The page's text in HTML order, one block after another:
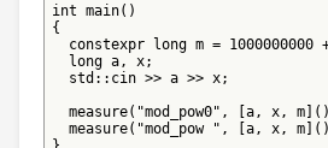
int main()
{
constexpr long m = 1000000000
  long a, x;
  std::cin >> a >> x;
measure("mod_pow0", [a, x,
measure("mod_pow ", [a, x,